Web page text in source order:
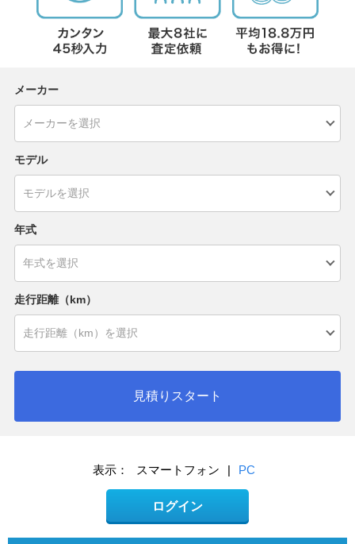
メーカー
モデル
年式
走行距離（km）
見積りスタート
表示： スマートフォン | PC
ログイン